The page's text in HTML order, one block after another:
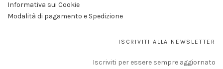
Informativa sui Cookie
Modalità di pagamento e Spedizione
ISCRIVITI ALLA NEWSLETTER
Iscriviti per essere sempre aggiornato